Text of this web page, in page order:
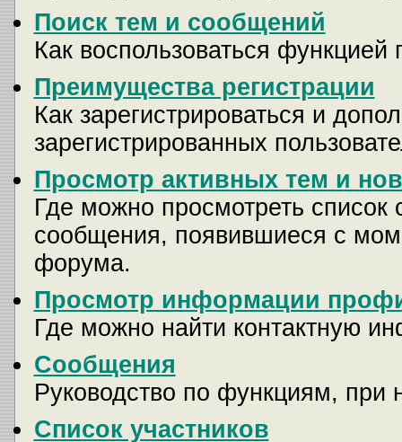
Поиск тем и сообщений
Как воспользоваться функцией
Преимущества регистрации
Как зарегистрироваться и
зарегистрированных
Просмотр активных тем и
Где можно просмотреть
сообщения, появившиеся с
форума.
Просмотр информации
Где можно найти контактную
Сообщения
Руководство по функциям, при
Список участников